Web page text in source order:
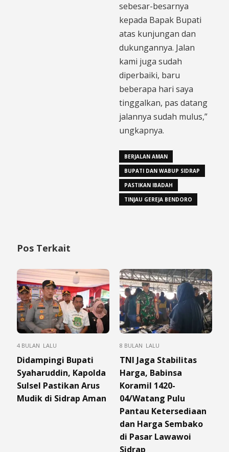
sebesar-besarnya
kepada Bapak Bupati
atas kunjungan dan
dukungannya. Jalan
kami juga sudah
diperbaiki, baru
beberapa hari saya
tinggalkan, pas datang
jalannya sudah mulus,”
ungkapnya.
BERJALAN AMAN
BUPATI DAN WABUP SIDRAP
PASTIKAN IBADAH
TINJAU GEREJA BENDORO
Pos Terkait
4 BULAN LALU
Didampingi Bupati
Syaharuddin, Kapolda
Sulsel Pastikan Arus
Mudik di Sidrap Aman
8 BULAN LALU
TNI Jaga Stabilitas
Harga, Babinsa
Koramil 1420-
04/Watang Pulu
Pantau Ketersediaan
dan Harga Sembako
di Pasar Lawawoi
Sidrap